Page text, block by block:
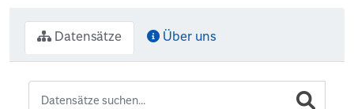
Datensätze Über uns